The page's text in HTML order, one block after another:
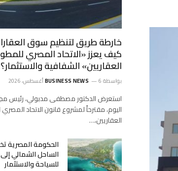
خارطة طريق لتنظيم سوق
كيف يعزز «الاتحاد المصري
العقاريين» الشفافية والاستثمار؟
بواسطة BUSINESS NEWS 6 أغسطس، 2026
استعرض الدكتور مصطفى مدبولي، رئيس
اليوم، مقترحاً لمشروع قانون الاتحاد
العقاريين،…
الحكومة المصرية
الساحل الشمالي
للسياحة والاستثمار